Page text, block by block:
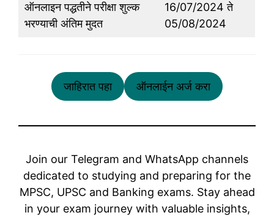
ऑनलाइन पद्धतीने परीक्षा शुल्क
भरण्याची अंतिम मुदत
16/07/2024 ते
05/08/2024
जाहिरात पहा ऑनलाईन अर्ज करा
Join our Telegram and WhatsApp channels
dedicated to studying and preparing for the
MPSC, UPSC and Banking exams. Stay ahead
in your exam journey with valuable insights,